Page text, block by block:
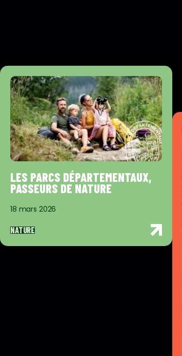
LES PARCS DÉPARTEMENTAUX,
PASSEURS DE NATURE
18 mars 2026
NATURE